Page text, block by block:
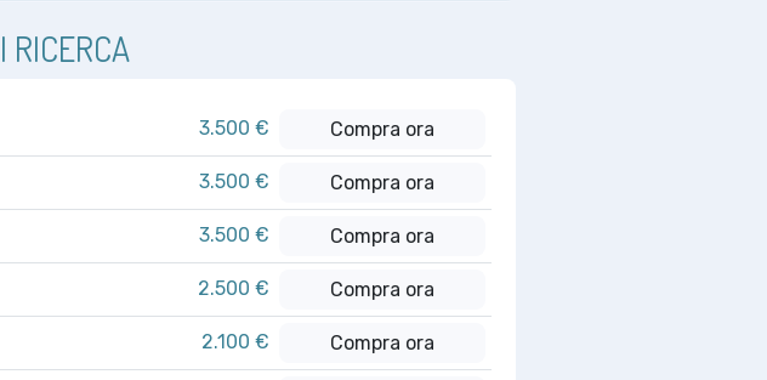
RICERCA
3.500 € Compra ora
3.500 € Compra ora
3.500 € Compra ora
2.500 € Compra ora
2.100 € Compra ora